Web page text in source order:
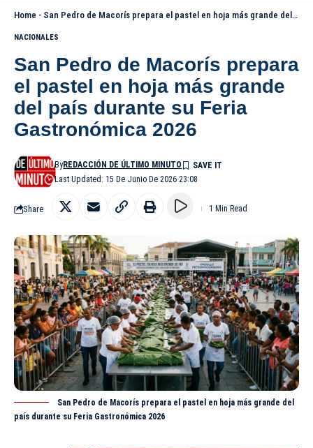
Home - San Pedro de Macorís prepara el pastel en hoja más grande del país durante su Feria Gastronómica 2026
NACIONALES
San Pedro de Macorís prepara
el pastel en hoja más grande
del país durante su Feria
Gastronómica 2026
Last Updated: 15 De Junio De 2026 23:08
ByREDACCIÓN DE ÚLTIMO MINUTO
Share 1 Min Read
San Pedro de Macorís prepara el pastel en hoja más grande del
país durante su Feria Gastronómica 2026